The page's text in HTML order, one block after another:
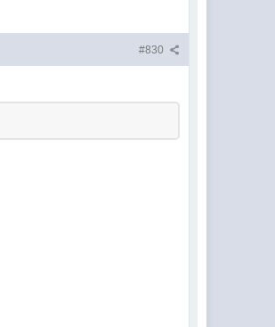
#830